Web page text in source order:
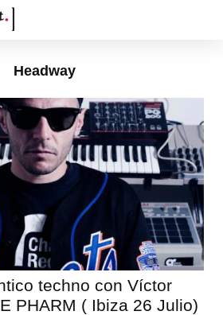
Headway
techno con Víctor
PHARM ( Ibiza 26 Julio)